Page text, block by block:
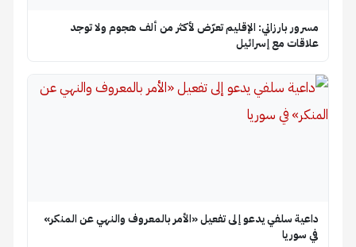
مسرور بارزاني: الإقليم تعرّض لأكثر من ألف هجوم ولا توجد
علاقات مع إسرائيل
داعية سلفي يدعو إلى تفعيل «الأمر بالمعروف والنهي عن المنكر»
في سوريا